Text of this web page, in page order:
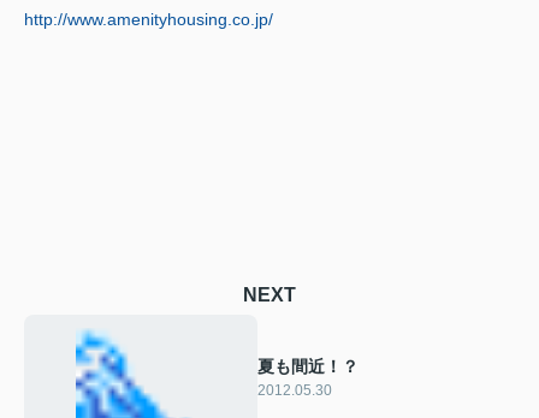
http://www.amenityhousing.co.jp/
NEXT
夏も間近！？
2012.05.30